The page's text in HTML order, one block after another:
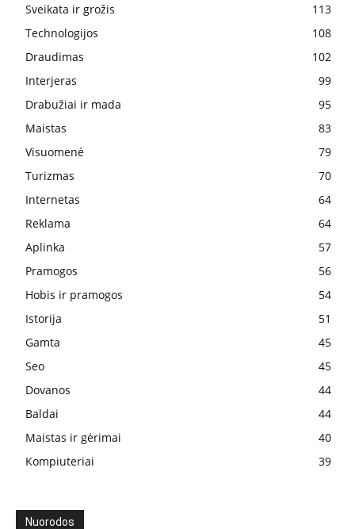
Sveikata ir grožis
113
Technologijos
108
Draudimas
102
Interjeras
99
Drabužiai ir mada
95
Maistas
83
Visuomenė
79
Turizmas
70
Internetas
64
Reklama
64
Aplinka
57
Pramogos
56
Hobis ir pramogos
54
Istorija
51
Gamta
45
Seo
45
Dovanos
44
Baldai
44
Maistas ir gėrimai
40
Kompiuteriai
39
Nuorodos